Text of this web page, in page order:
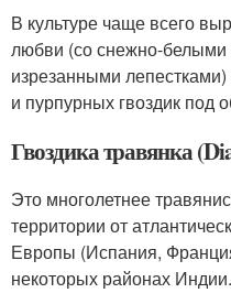
В культуре чаще всего
любви (со снежно-
изрезанными
и пурпурных гвоздик
Гвоздика травянка
Это многолетнее
территории от
Европы (Испания,
некоторых районах Индии.